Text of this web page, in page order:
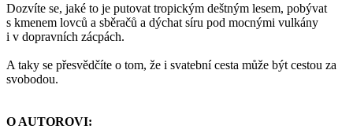
Dozvíte se, jaké to je putovat tropickým deštným lesem, pobývat
s kmenem lovců a sběračů a dýchat síru pod mocnými vulkány
i v dopravních zácpách.
A taky se přesvědčíte o tom, že i svatební cesta může být cestou za
svobodou.
O AUTOROVI: